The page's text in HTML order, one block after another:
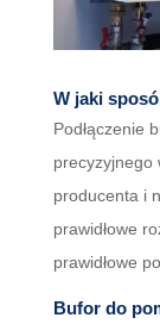
W jaki
Podłączenie
precyzyjnego
producenta i
prawidłowe
prawidłowe
Bufor do